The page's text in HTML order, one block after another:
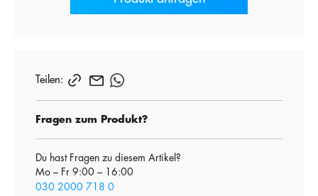
Teilen:
Fragen zum Produkt?
Du hast Fragen zu diesem Artikel?
Mo – Fr 9:00 – 16:00
030 2000 718 0